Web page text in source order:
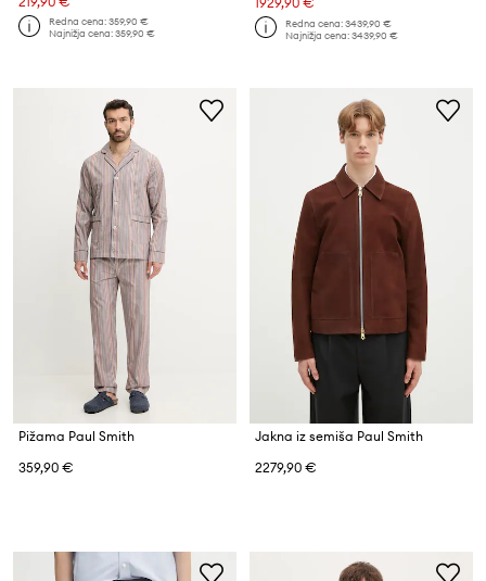
Redna cena:359,90 €
Najnižja cena:359,90 €
Redna cena:3439,90 €
Najnižja cena:3439,90 €
Pižama Paul Smith
359,90 €
Jakna iz semiša Paul Smith
2279,90 €